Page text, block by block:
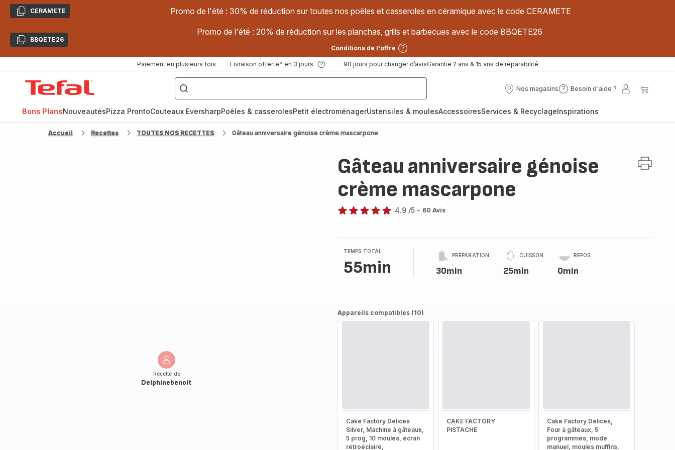
CopierCERAMETE Promo de l'été : 30% de réduction sur toutes nos poêles et casseroles en céramique avec le code CERAMETE
CopierBBQETE26
Promo de l'été : 20% de réduction sur les planchas, grills et barbecues avec le code BBQETE26
Conditions de l'offre
Paiement en plusieurs fois Livraison offerte* en 3 jours 90 jours pour changer d’avisGarantie 2 ans & 15 ans de réparabilité
["Poêles
inox,
Cake
Factory,
Nos magasins
Nos
Besoin d'aide ?
Besoin
?
Mon
Bons PlansNouveautésPizza ProntoCouteaux EversharpPoêles & casserolesPetit électroménagerUstensiles & moulesAccessoiresServices & RecyclageInspirations
Accueil Recettes TOUTES NOS RECETTES Gâteau anniversaire génoise crème mascarpone
Recette de
Delphinebenoit
Gâteau anniversaire génoise
crème mascarpone
4.9 /5 - 60 Avis
TEMPS TOTAL
55min
PRÉPARATION
30min
CUISSON
25min
REPOS
0min
Appareils compatibles (10)
Cake Factory Délices
Silver, Machine à gâteaux,
5 prog, 10 moules, écran
rétroéclairé,
CAKE FACTORY
PISTACHE
Cake Factory Délices,
Four à gâteaux, 5
programmes, mode
manuel, moules muffins,